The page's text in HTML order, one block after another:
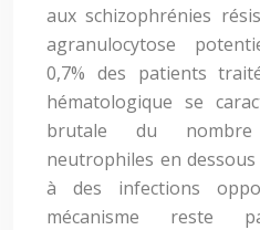
aux schizophrénies
agranulocytose
0,7% des patients
hématologique se
brutale du nombre
neutrophiles en
à des infections
mécanisme reste